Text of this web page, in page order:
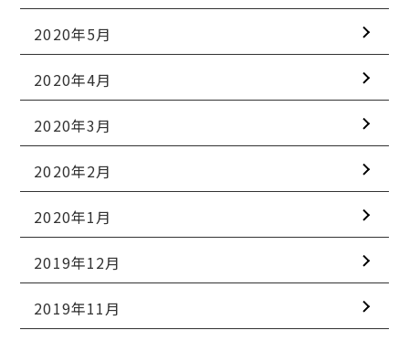
2020年5月
2020年4月
2020年3月
2020年2月
2020年1月
2019年12月
2019年11月